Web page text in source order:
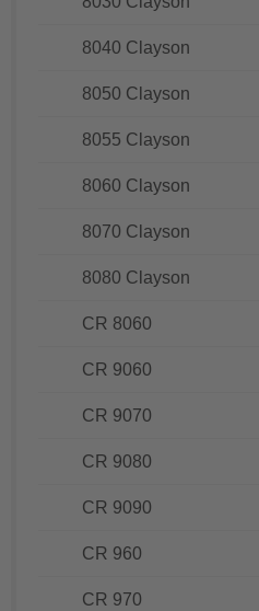
8040 Clayson
8050 Clayson
8055 Clayson
8060 Clayson
8070 Clayson
8080 Clayson
CR 8060
CR 9060
CR 9070
CR 9080
CR 9090
CR 960
CR 970